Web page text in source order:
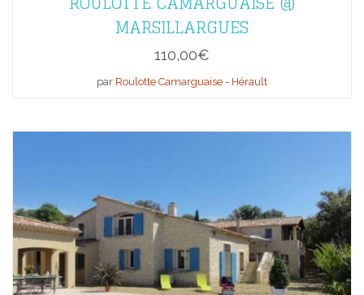
MARSILLARGUES
110,00€
par Roulotte Camarguaise - Hérault